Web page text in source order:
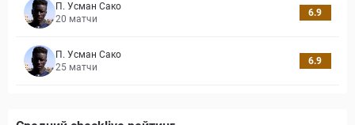
П. Усман Сако
20 матчи
6.9
П. Усман Сако
25 матчи
6.9